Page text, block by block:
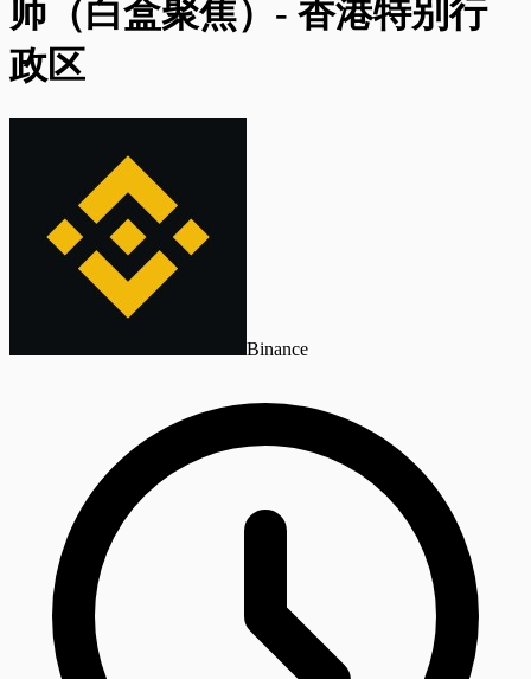
师（白盒聚焦）- 香港特别行
政区
Binance